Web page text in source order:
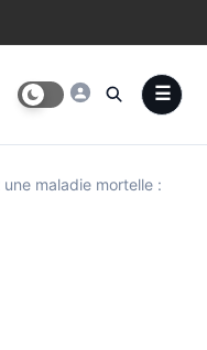
maladie mortelle :